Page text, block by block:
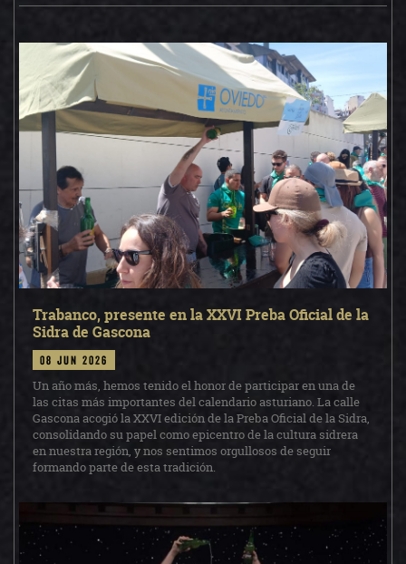
Trabanco, presente en la XXVI Preba Oficial de la
Sidra de Gascona
08 jun 2026
Un año más, hemos tenido el honor de participar en una de
las citas más importantes del calendario asturiano. La calle
Gascona acogió la XXVI edición de la Preba Oficial de la Sidra,
consolidando su papel como epicentro de la cultura sidrera
en nuestra región, y nos sentimos orgullosos de seguir
formando parte de esta tradición.